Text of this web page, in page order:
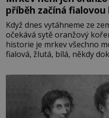
příběh začíná fialovou
Když dnes vytáhneme ze
očekává sytě oranžový
historie je mrkev všechno
fialová, žlutá, bílá, někdy
bez které si českou